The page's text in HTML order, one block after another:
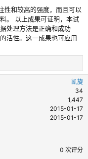
性和较高的强度，而且可以
。 以上成果可证明，本试
处理方法是正确和成功
活性。这一成果也可应用
凯旋
34
1,447
2015-01-17
2015-01-17
0 次评分